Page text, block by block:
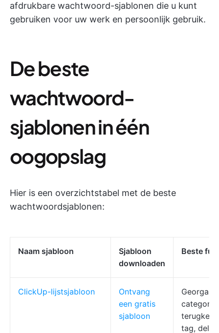
afdrukbare wachtwoord-sjablonen die u kunt
gebruiken voor uw werk en persoonlijk gebruik.
De beste
wachtwoord-
sjablonen in één
oogopslag
Hier is een overzichtstabel met de beste
wachtwoordsjablonen:
Naam sjabloon
Sjabloon
downloaden
Beste
ClickUp-lijstsjabloon
Ontvang
een gratis
sjabloon
tag, delen